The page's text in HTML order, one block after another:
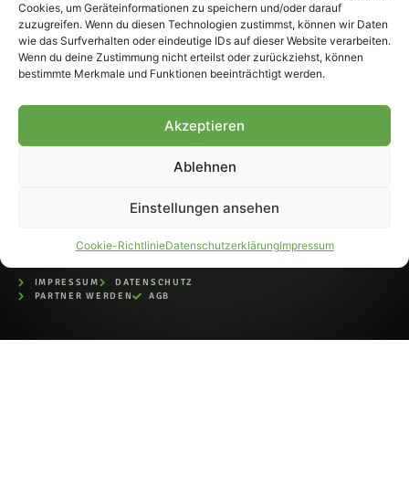
Cookies, um Geräteinformationen zu speichern und/oder darauf
zuzugreifen. Wenn du diesen Technologien zustimmst, können wir Daten
wie das Surfverhalten oder eindeutige IDs auf dieser Website verarbeiten.
Wenn du deine Zustimmung nicht erteilst oder zurückziehst, können
bestimmte Merkmale und Funktionen beeinträchtigt werden.
Akzeptieren
Ablehnen
Einstellungen ansehen
Cookie-RichtlinieDatenschutzerklärungImpressum
© 2007-2026 Fohlen-Hautnah.de
– Alle rechte vorbehalten.
Fohlen-Hautnah.de ist ein
offiziell eingetragenes Magazin
IMPRESSUM
DATENSCHUTZ
PARTNER WERDEN
AGB